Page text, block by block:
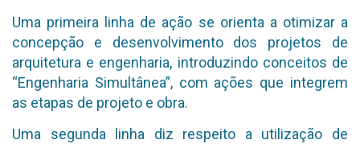
Uma primeira linha de ação se orienta a otimizar a
concepção e desenvolvimento dos projetos de
arquitetura e engenharia, introduzindo conceitos de
“Engenharia Simultânea”, com ações que integrem
as etapas de projeto e obra.
Uma segunda linha diz respeito a utilização de